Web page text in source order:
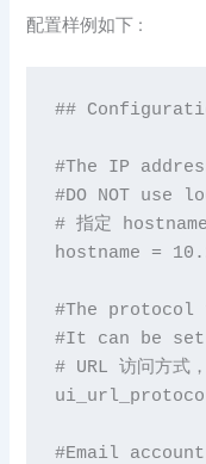
配置样例如下 :
##
#The IP
#DO NOT use
# 指定 hostname
hostname =
#The protocol
#It can be set
# URL 访问方式
#Email